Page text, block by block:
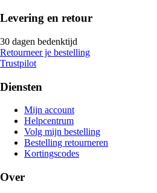
Levering en retour
30 dagen bedenktijd
Retourneer je bestelling
Trustpilot
Diensten
Mijn account
Helpcentrum
Volg mijn bestelling
Bestelling retourneren
Kortingscodes
Over